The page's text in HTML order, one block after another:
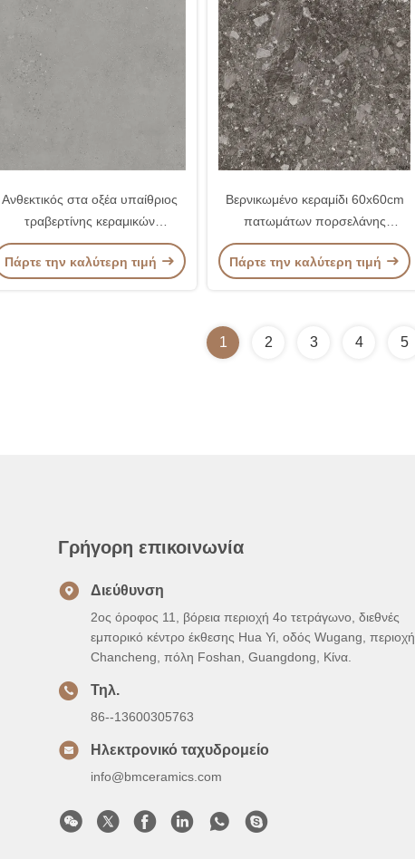
Ανθεκτικός στα οξέα υπαίθριος
τραβερτίνης κεραμικών
κεραμιδιών βεράντας
διακοσμητικός
Πάρτε την καλύτερη τιμή
Βερνικωμένο κεραμίδι 60x60cm
πατωμάτων πορσελάνης
βεράντας αγροτικό για το λουτρό
Πάρτε την καλύτερη τιμή
1 2 3 4 5
Γρήγορη επικοινωνία
Διεύθυνση
2ος όροφος 11, βόρεια περιοχή 4ο τετράγωνο, διεθνές
εμπορικό κέντρο έκθεσης Hua Yi, οδός Wugang, περιοχή
Chancheng, πόλη Foshan, Guangdong, Κίνα.
Τηλ.
86--13600305763
Ηλεκτρονικό ταχυδρομείο
info@bmceramics.com